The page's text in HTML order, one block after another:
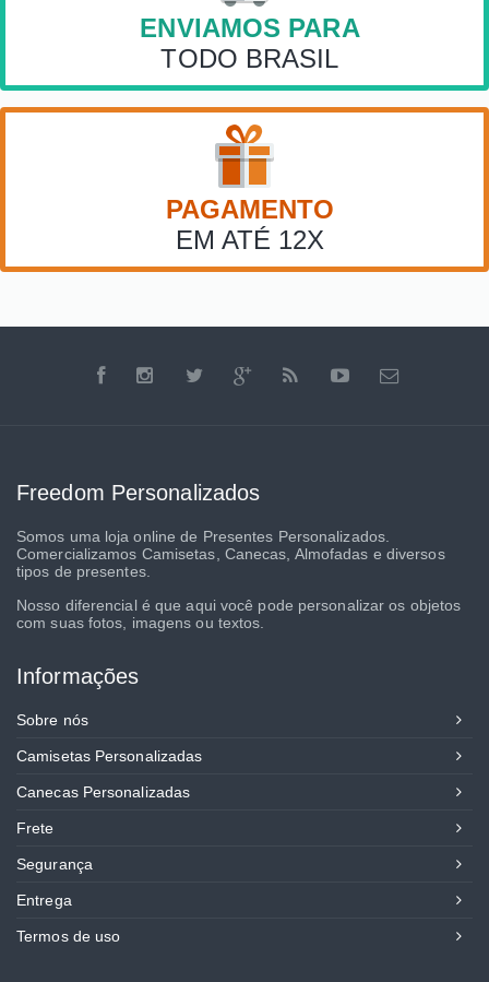
ENVIAMOS PARA
TODO BRASIL
PAGAMENTO
EM ATÉ 12X
Freedom Personalizados
Somos uma loja online de Presentes Personalizados.
Comercializamos Camisetas, Canecas, Almofadas e diversos
tipos de presentes.
Nosso diferencial é que aqui você pode personalizar os objetos
com suas fotos, imagens ou textos.
Informações
Sobre nós
Camisetas Personalizadas
Canecas Personalizadas
Frete
Segurança
Entrega
Termos de uso